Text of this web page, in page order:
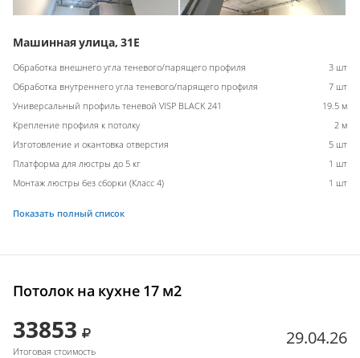
Машинная улица, 31Е
Обработка внешнего угла теневого/парящего профиля
3 шт
Обработка внутреннего угла теневого/парящего профиля
7 шт
Универсальный профиль теневой VISP BLACK 241
19.5 м
Крепление профиля к потолку
2 м
Изготовление и окантовка отверстия
5 шт
Платформа для люстры до 5 кг
1 шт
Монтаж люстры без сборки (Класс 4)
1 шт
Показать полный список
Потолок на кухне 17 м2
33853
Итоговая стоимость
29.04.26